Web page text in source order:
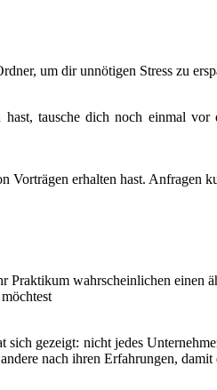
um dir unnötigen Stress zu
tausche dich noch einmal
erhalten hast. Anfragen
Praktikum wahrscheinlichen einen
gezeigt: nicht jedes
nach ihren Erfahrungen,